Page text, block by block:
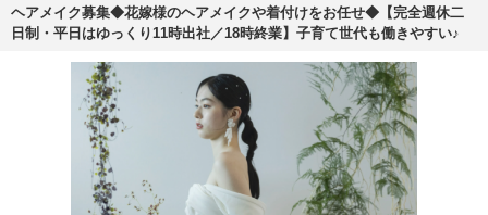
ヘアメイク募集◆花嫁様のヘアメイクや着付けをお任せ◆【完全週休二
日制・平日はゆっくり11時出社／18時終業】子育て世代も働きやすい♪